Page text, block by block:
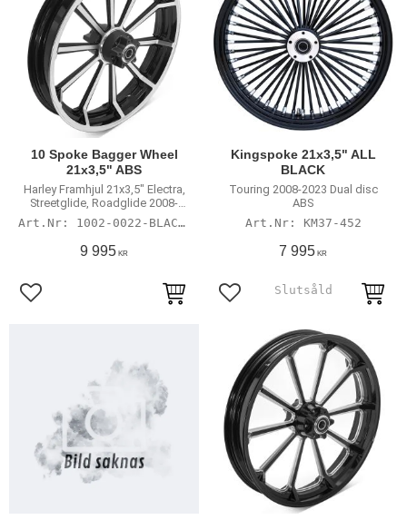
10 Spoke Bagger Wheel
21x3,5" ABS
Harley Framhjul 21x3,5" Electra,
Streetglide, Roadglide 2008-
2022 med 25 mm lager ABS
1002-0022-BLACK-3
9 995 KR
Lägg till i favoriter
Kingspoke 21x3,5" ALL
BLACK
Touring 2008-2023 Dual disc
ABS
KM37-452
7 995 KR
Lägg till i favoriter